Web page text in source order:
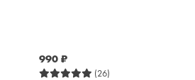
990 ₽
(26)